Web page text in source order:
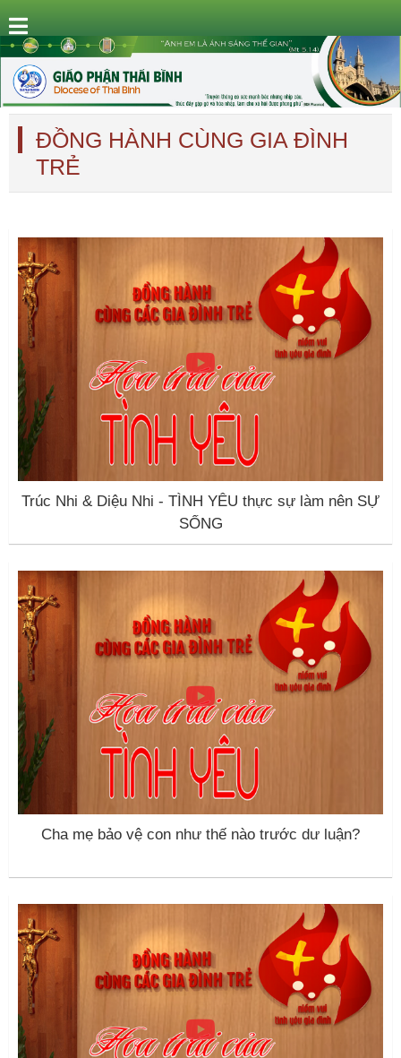
ĐỒNG HÀNH CÙNG GIA ĐÌNH
TRẺ
Trúc Nhi & Diệu Nhi - TÌNH YÊU thực sự làm nên SỰ
SỐNG
Cha mẹ bảo vệ con như thế nào trước dư luận?